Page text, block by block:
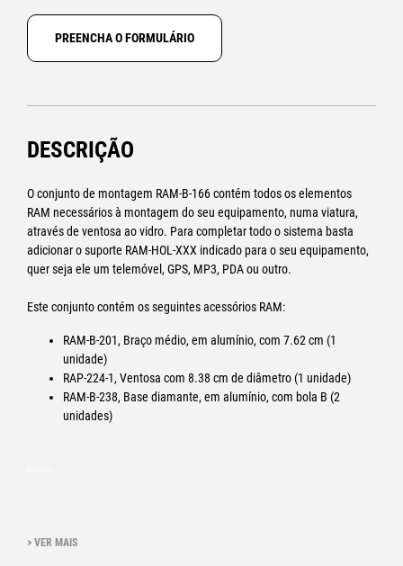
PREENCHA O FORMULÁRIO
DESCRIÇÃO
O conjunto de montagem RAM-B-166 contém todos os elementos
RAM necessários à montagem do seu equipamento, numa viatura,
através de ventosa ao vidro. Para completar todo o sistema basta
adicionar o suporte RAM-HOL-XXX indicado para o seu equipamento,
quer seja ele um telemóvel, GPS, MP3, PDA ou outro.
Este conjunto contém os seguintes acessórios RAM:
RAM-B-201, Braço médio, em alumínio, com 7.62 cm (1
unidade)
RAP-224-1, Ventosa com 8.38 cm de diâmetro (1 unidade)
RAM-B-238, Base diamante, em alumínio, com bola B (2
unidades)
> VER MAIS